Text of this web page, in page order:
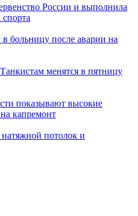
России и выполнила
больницу после аварии на
менятся в пятницу
показывают высокие
капремонт
потолок и